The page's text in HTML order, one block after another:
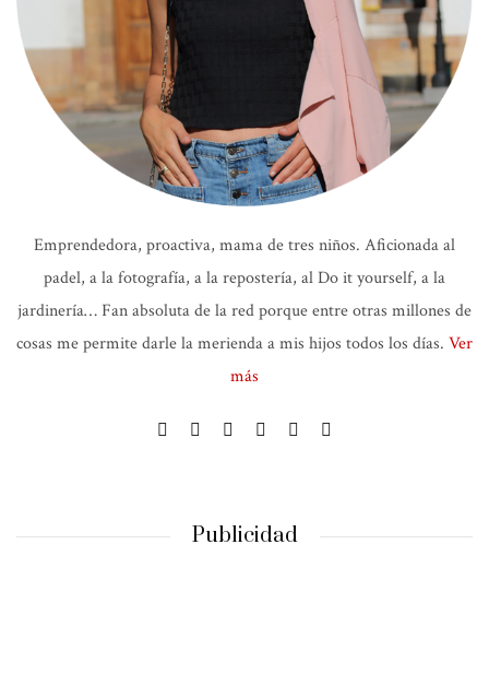
Emprendedora, proactiva, mama de tres niños. Aficionada al
padel, a la fotografía, a la repostería, al Do it yourself, a la
jardinería… Fan absoluta de la red porque entre otras millones de
cosas me permite darle la merienda a mis hijos todos los días. Ver
más
Publicidad